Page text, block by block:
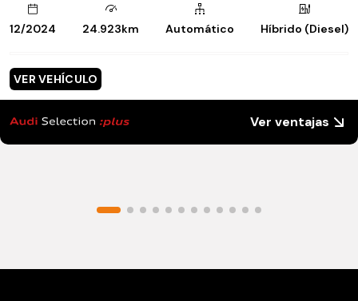
12/2024 24.923km Automático Híbrido (Diesel)
VER VEHÍCULO
Ver ventajas